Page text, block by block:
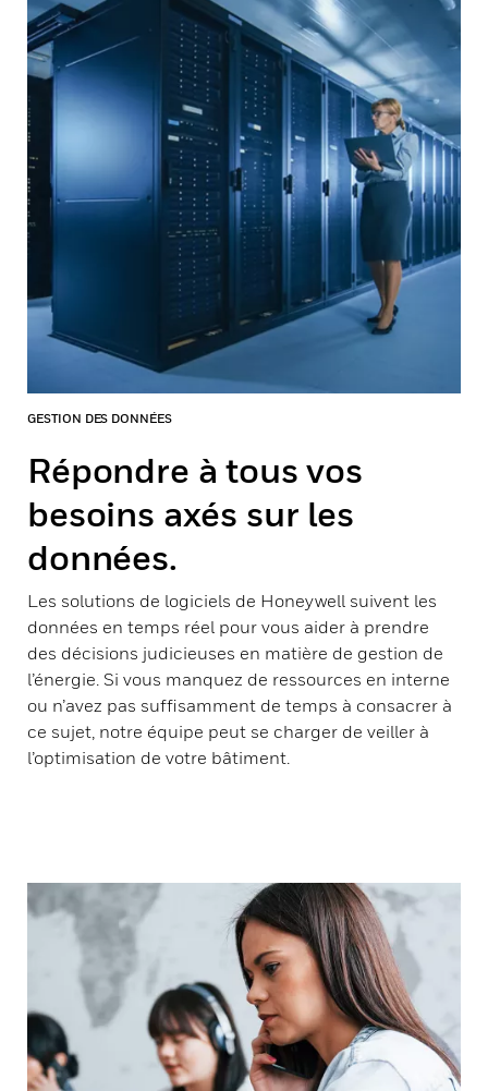
GESTION DES DONNÉES
Répondre à tous vos
besoins axés sur les
données.
Les solutions de logiciels de Honeywell suivent les
données en temps réel pour vous aider à prendre
des décisions judicieuses en matière de gestion de
l’énergie. Si vous manquez de ressources en interne
ou n’avez pas suffisamment de temps à consacrer à
ce sujet, notre équipe peut se charger de veiller à
l’optimisation de votre bâtiment.